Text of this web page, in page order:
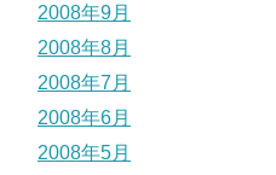
2008年9月
2008年8月
2008年7月
2008年6月
2008年5月